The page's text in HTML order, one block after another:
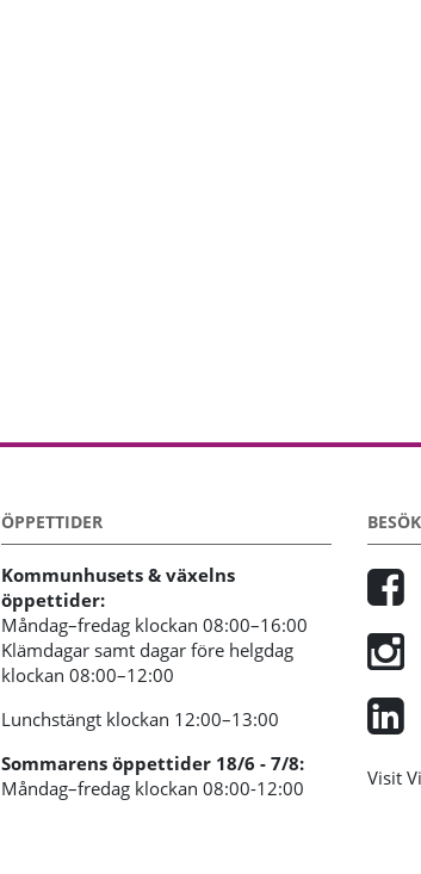
ÖPPETTIDER
Kommunhusets & växelns
öppettider:
Måndag–fredag klockan 08:00–16:00
Klämdagar samt dagar före helgdag
klockan 08:00–12:00
Lunchstängt klockan 12:00–13:00
Sommarens öppettider 18/6 - 7/8:
Måndag–fredag klockan 08:00-12:00
Visit